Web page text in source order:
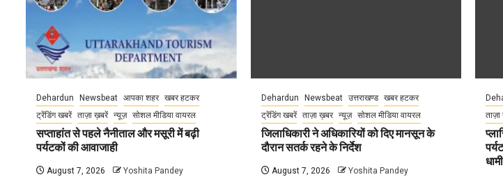
Dehardun Newsbeat आपका शहर खबर हटकर
ट्रेंडिंग खबरें ताज़ा ख़बरें न्यूज़ सोशल मीडिया वायरल
सप्ताहांत से पहले नैनीताल और मसूरी में बढ़ी
पर्यटकों की आवाजाही
August 7, 2026 Yoshita Pandey
Dehardun Newsbeat उत्तराखण्ड
खबर हटकर
ट्रेंडिंग खबरें
ताज़ा ख़बर न्यूज़ सोशल मीडिया वायरल
जिलाधिकारी ने अधिकारियों को दिए मानसून के
दौरान सतर्क रहने के निर्देश
August 7, 2026 Yoshita Pandey